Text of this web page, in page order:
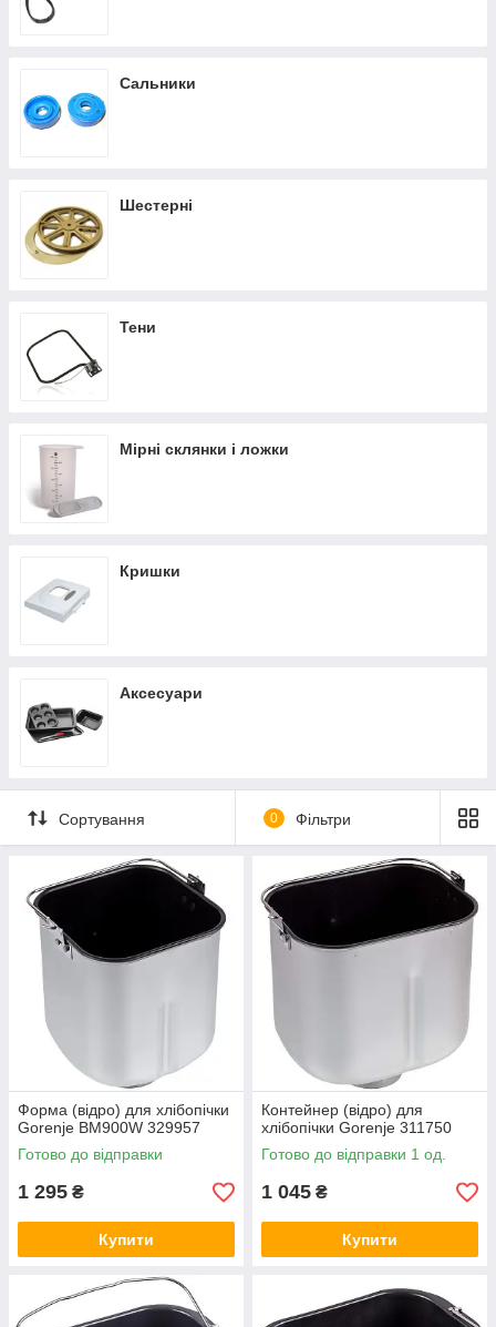
Сальники
Шестерні
Тени
Мірні склянки і ложки
Кришки
Аксесуари
Сортування 0 Фільтри
Форма (відро) для хлібопічки
Gorenje BM900W 329957
Готово до відправки
1 295 ₴
Купити
Контейнер (відро) для
хлібопічки Gorenje 311750
Готово до відправки 1 од.
1 045 ₴
Купити